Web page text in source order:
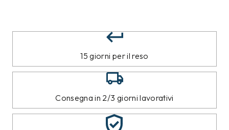
15 giorni per il reso
Consegna in 2/3 giorni lavorativi